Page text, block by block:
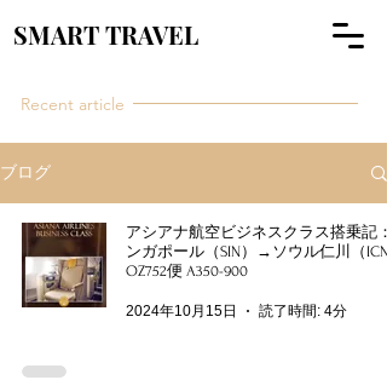
SMART TRAVEL
Recent article
ブログ
アシアナ航空ビジネスクラス搭乗記
ンガポール（SIN）→ソウル仁川（ICN
OZ752便 A350-900
2024年10月15日 読了時間: 4分